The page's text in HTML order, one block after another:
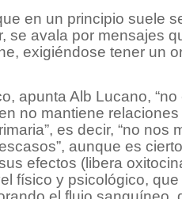
en un principio suele
se avala por mensajes
exigiéndose tener un
apunta Alb Lucano,
no mantiene relaciones
es decir, “no nos
aunque es
efectos (libera
físico y psicológico,